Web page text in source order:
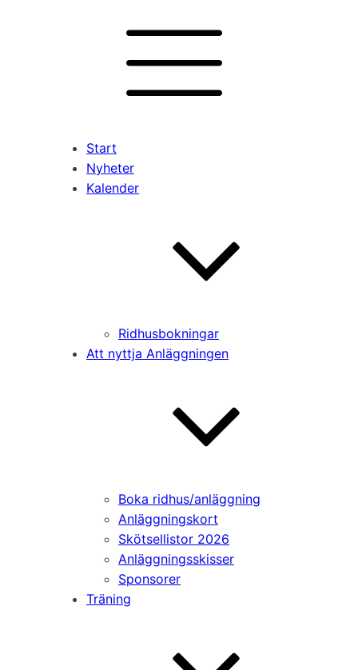
Start
Nyheter
Kalender
Ridhusbokningar
Att nyttja Anläggningen
Boka ridhus/anläggning
Anläggningskort
Skötsellistor 2026
Anläggningsskisser
Sponsorer
Träning